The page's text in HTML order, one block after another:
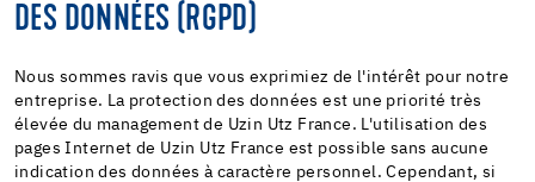
DES DONNÉES (RGPD)
Nous sommes ravis que vous exprimiez de l'intérêt pour notre
entreprise. La protection des données est une priorité très
élevée du management de Uzin Utz France. L'utilisation des
pages Internet de Uzin Utz France est possible sans aucune
indication des données à caractère personnel. Cependant, si